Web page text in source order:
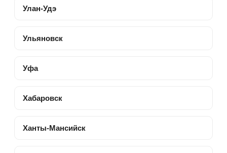
Улан-Удэ
Ульяновск
Уфа
Хабаровск
Ханты-Мансийск